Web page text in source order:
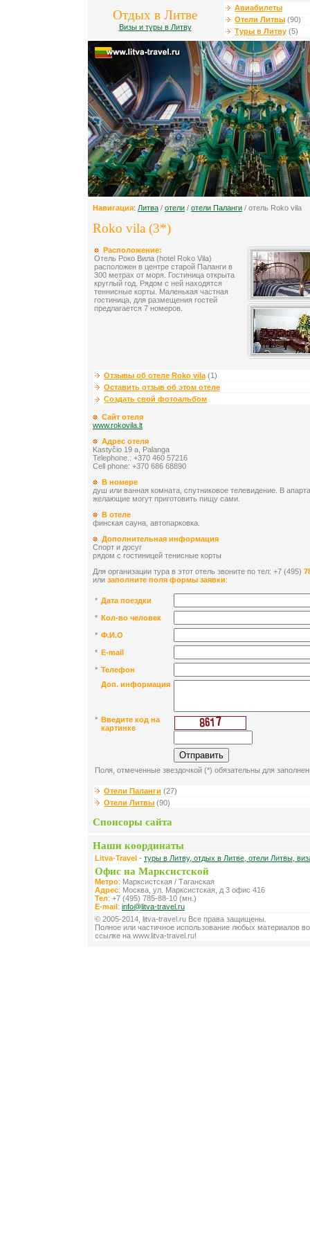
Отдых в Литве
Визы и туры в Литву
Авиабилеты
Отели Литвы (90)
Туры в Литву (5)
Навигация: Литва / отели / отели Паланги / отель Roko vila
Roko vila (3*)
Расположение:
Отель Роко Вила (hotel Roko Vila)
расположен в центре старой Паланги в
300 метрах от моря. Гостиница открыта
круглый год. Рядом с ней находятся
теннисные корты. Маленькая частная
гостиница, для размещения гостей
предлагается 7 номеров.
Отзывы об отеле Roko vila(1)
Оставить отзыв об этом отеле
Создать свой фотоальбом
Сайт отеля
www.rokovila.lt
Адрес отеля
Kastyčio 19 a, Palanga
Telephone.: +370 460 57216
Cell phone: +370 686 68890
В номере
душ или ванная комната, спутниковое телевидение. В
желающие могут приготовить пищу сами.
В отеле
финская сауна, автопарковка.
Дополнительная информация
Спорт и досуг
рядом с гостиницей тенисные корты
Для организации тура в этот отель звоните по тел: +7 (495)
или заполните поля формы заявки:
* Дата поездки
* Кол-во человек
* Ф.И.О
* E-mail
* Телефон
Доп. информация
* Введите код на
картинке
Поля, отмеченные звездочкой (*) обязательны для
Отели Паланги (27)
Отели Литвы (90)
Спонсоры сайта
Наши координаты
Litva-Travel - туры в Литву, отдых в Литве, отели Литвы,
Офис на Марксистской
Метро: Марксистская / Таганская
Адрес: Москва, ул. Марксистская, д 3 офис 416
Тел: +7 (495) 785-88-10 (мн.)
E-mail: info@litva-travel.ru
© 2005-2014, litva-travel.ru Все права защищены.
Полное или частичное использование любых материалов
ссылке на www.litva-travel.ru!